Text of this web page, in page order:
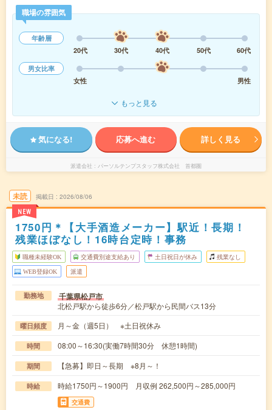
職場の雰囲気
年齢層
20代
30代 40代 50代
60代
男女比率
女性
男性
もっと見る
気になる! 応募へ進む 詳しく見る
派遣会社 パーソルテンプスタッフ株式会社 首都圏
未読
NEW
掲載日 2026/08/06
1750円＊【大手酒造メーカー】駅近！長期！
残業ほぼなし！16時台定時！事務
職種未経験OK 交通費別途支給あり 土日祝日が休み 残業なし
WEB登録OK 派遣
勤務地 千葉県松戸市
北松戸駅から徒歩6分／松戸駅から民間バス13分
曜日頻度 月～金（週5日） ※土日祝休み
時間 08:00～16:30(実働7時間30分 休憩1時間)
期間 【急募】即日～長期 ※8月～！
時給 時給1750円～1900円 月収例 262,500円～285,000円
交通費